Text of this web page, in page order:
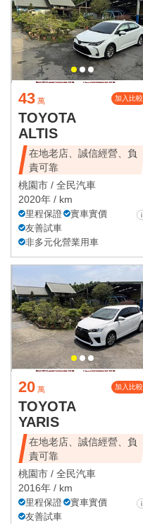
43 萬 加入比較
TOYOTA
ALTIS
在地老店、誠信經營、負
責可靠
桃園市 / 全民汽車
2020年 / km
里程保證
實車實價
友善試車
非多元化營業用車
20 萬 加入比較
TOYOTA
YARIS
在地老店、誠信經營、負
責可靠
桃園市 / 全民汽車
2016年 / km
里程保證
實車實價
友善試車